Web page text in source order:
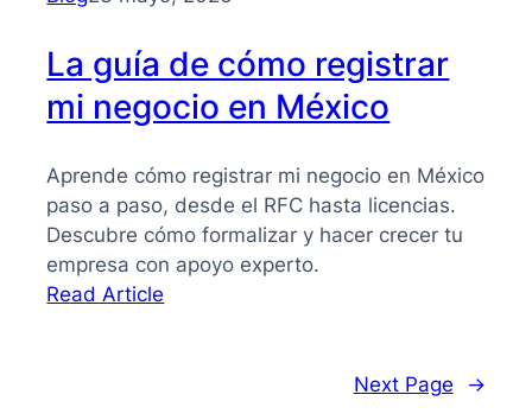
La guía de cómo registrar
mi negocio en México
Aprende cómo registrar mi negocio en México
paso a paso, desde el RFC hasta licencias.
Descubre cómo formalizar y hacer crecer tu
empresa con apoyo experto.
Read Article
Next Page →